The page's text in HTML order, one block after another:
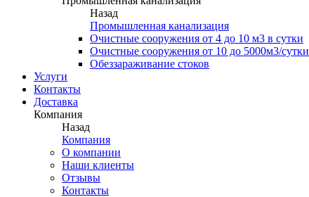
Назад
Промышленная канализация
Очистные сооружения от 4 до 10 м3 в сутки
Очистные сооружения от 10 до 5000м3/сутки
Обеззараживание стоков
Услуги
Контакты
Доставка
Компания
Назад
Компания
О компании
Наши клиенты
Отзывы
Контакты